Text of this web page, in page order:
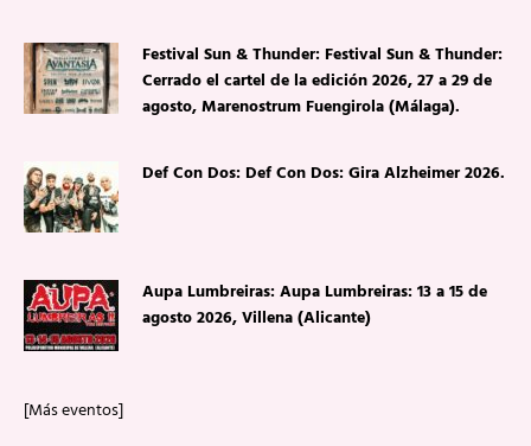
Festival Sun & Thunder: Festival Sun & Thunder:
Cerrado el cartel de la edición 2026, 27 a 29 de
agosto, Marenostrum Fuengirola (Málaga).
Def Con Dos: Def Con Dos: Gira Alzheimer 2026.
Aupa Lumbreiras: Aupa Lumbreiras: 13 a 15 de
agosto 2026, Villena (Alicante)
[Más eventos]